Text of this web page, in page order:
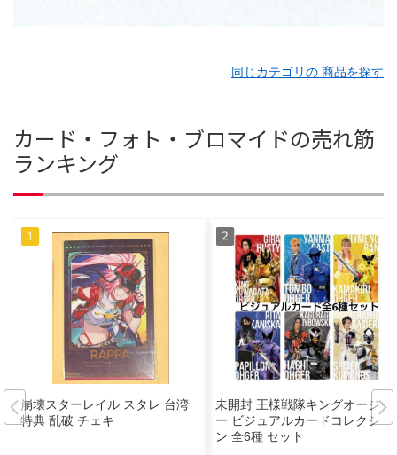
同じカテゴリの 商品を探す
カード・フォト・ブロマイドの売れ筋
ランキング
崩壊スターレイル スタレ 台湾
特典 乱破 チェキ
未開封 王様戦隊キングオージャ
ー ビジュアルカードコレクショ
ン 全6種 セット